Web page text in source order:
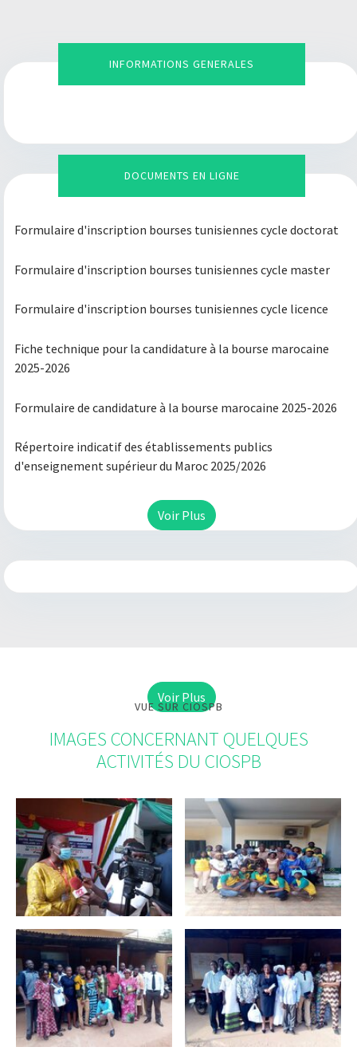
INFORMATIONS GENERALES
Voir Plus
DOCUMENTS EN LIGNE
Formulaire d'inscription bourses tunisiennes cycle doctorat
Formulaire d'inscription bourses tunisiennes cycle master
Formulaire d'inscription bourses tunisiennes cycle licence
Fiche technique pour la candidature à la bourse marocaine
2025-2026
Formulaire de candidature à la bourse marocaine 2025-2026
Répertoire indicatif des établissements publics
d'enseignement supérieur du Maroc 2025/2026
Voir Plus
Voir Plus
VUE SUR CIOSPB
IMAGES CONCERNANT QUELQUES
ACTIVITÉS DU CIOSPB